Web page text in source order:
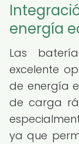
energía
Las
excelente
de energía
de carga
ya que